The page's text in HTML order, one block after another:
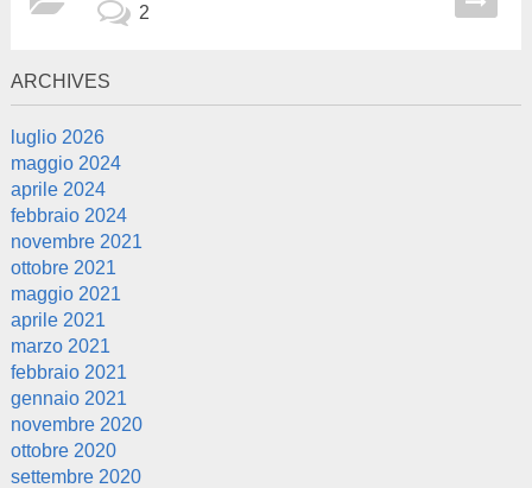
2
ARCHIVES
luglio 2026
maggio 2024
aprile 2024
febbraio 2024
novembre 2021
ottobre 2021
maggio 2021
aprile 2021
marzo 2021
febbraio 2021
gennaio 2021
novembre 2020
ottobre 2020
settembre 2020